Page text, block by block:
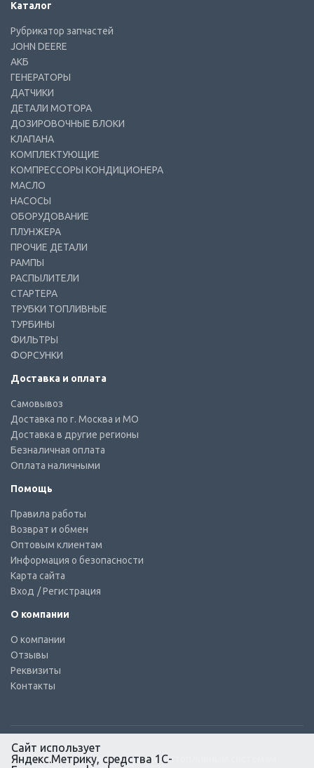
Каталог
Рубрикатор запчастей
JOHN DEERE
АКБ
ГЕНЕРАТОРЫ
ДАТЧИКИ
ДЕТАЛИ МОТОРА
ДОЗИРОВОЧНЫЕ БЛОКИ
КЛАПАНА
КОМПЛЕКТУЮЩИЕ
КОМПРЕССОРЫ КОНДИЦИОНЕРА
МАСЛО
НАСОСЫ
ОБОРУДОВАНИЕ
ПЛУНЖЕРА
ПРОЧИЕ ДЕТАЛИ
РАМПЫ
РАСПЫЛИТЕЛИ
СТАРТЕРА
ТРУБКИ ТОПЛИВНЫЕ
ТУРБИНЫ
ФИЛЬТРЫ
ФОРСУНКИ
Доставка и оплата
Самовывоз
Доставка по г. Москва и МО
Доставка в другие регионы
Безналичная оплата
Оплата наличными
Помощь
Правила работы
Возврат и обмен
Оптовым клиентам
Информация о безопасности
Карта сайта
Вход / Регистрация
О компании
О компании
Отзывы
Реквизиты
Контакты
© КТС-Дизель – Комплектующие к топливным системам
Сайт использует
Яндекс.Метрику, средства 1С-